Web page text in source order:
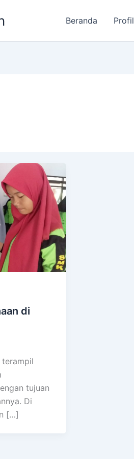
Beranda Profil
di
terampil
tujuan
Di
[…]